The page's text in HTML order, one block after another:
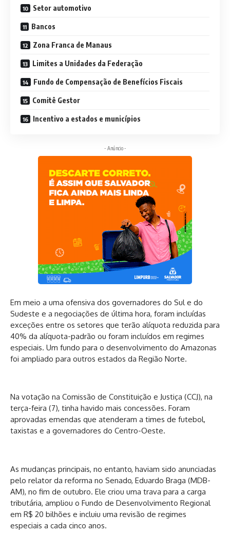
Setor automotivo
Bancos
Zona Franca de Manaus
Limites a Unidades da Federação
Fundo de Compensação de Benefícios Fiscais
Comitê Gestor
Incentivo a estados e municípios
- Anúncio -
Em meio a uma ofensiva dos governadores do Sul e do
Sudeste e a negociações de última hora, foram incluídas
exceções entre os setores que terão alíquota reduzida para
40% da alíquota-padrão ou foram incluídos em regimes
especiais. Um fundo para o desenvolvimento do Amazonas
foi ampliado para outros estados da Região Norte.
Na votação na Comissão de Constituição e Justiça (CCJ), na
terça-feira (7), tinha havido mais concessões. Foram
aprovadas emendas que atenderam a times de futebol,
taxistas e a governadores do Centro-Oeste.
As mudanças principais, no entanto, haviam sido anunciadas
pelo relator da reforma no Senado, Eduardo Braga (MDB-
AM), no fim de outubro. Ele criou uma trava para a carga
tributária, ampliou o Fundo de Desenvolvimento Regional
em R$ 20 bilhões e incluiu uma revisão de regimes
especiais a cada cinco anos.